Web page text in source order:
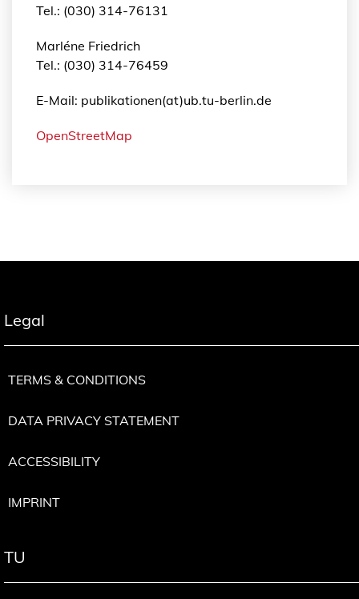
Tel.: (030) 314-76131
Marléne Friedrich
Tel.: (030) 314-76459
E-Mail: publikationen(at)ub.tu-berlin.de
OpenStreetMap
Legal
TERMS & CONDITIONS
DATA PRIVACY STATEMENT
ACCESSIBILITY
IMPRINT
TU